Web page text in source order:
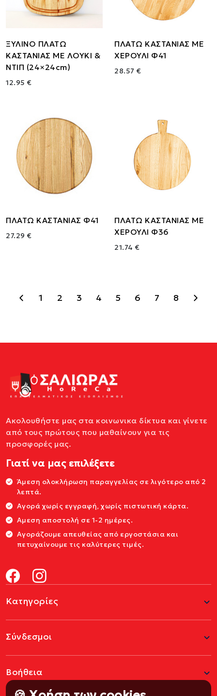
ΞΥΛΙΝΟ ΠΛΑΤΩ
ΚΑΣΤΑΝΙΑΣ ΜΕ ΛΟΥΚΙ &
ΝΤΙΠ (24×24cm)
12.95 €
ΠΛΑΤΩ ΚΑΣΤΑΝΙΑΣ ΜΕ
ΧΕΡΟΥΛΙ Φ41
28.57 €
ΠΛΑΤΩ ΚΑΣΤΑΝΙΑΣ Φ41
27.29 €
ΠΛΑΤΩ ΚΑΣΤΑΝΙΑΣ ΜΕ
ΧΕΡΟΥΛΙ Φ36
21.74 €
1 2 3 4 5 6 7 8
Ακολουθήστε μας στα κοινωνικα δίκτυα και γίνετε
από τους πρώτους που μαθαίνουν για τις
προσφορές μας.
Γιατί να μας επιλέξετε
Άμεση ολοκλήρωση παραγγελίας σε λιγότερο από 2
λεπτά.
Αγορά χωρίς εγγραφή, χωρίς πιστωτική κάρτα.
Αμεση αποστολή σε 1-2 ημέρες.
Αγοράζουμε απευθείας από εργοστάσια και
πετυχαίνουμε τις καλύτερες τιμές.
Κατηγορίες
Σύνδεσμοι
Βοήθεια